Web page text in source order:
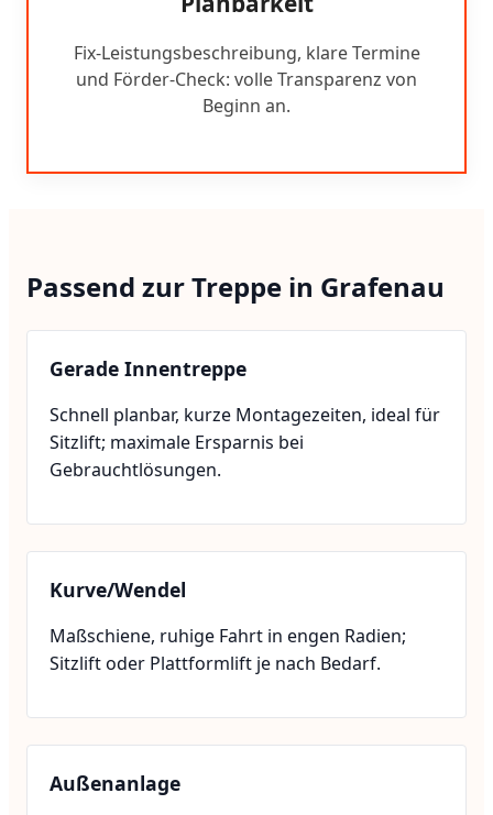
Fix-Leistungsbeschreibung, klare Termine
und Förder-Check: volle Transparenz von
Beginn an.
Passend zur Treppe in Grafenau
Gerade Innentreppe
Schnell planbar, kurze Montagezeiten, ideal für
Sitzlift; maximale Ersparnis bei
Gebrauchtlösungen.
Kurve/Wendel
Maßschiene, ruhige Fahrt in engen Radien;
Sitzlift oder Plattformlift je nach Bedarf.
Außenanlage